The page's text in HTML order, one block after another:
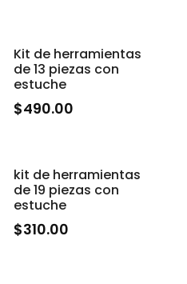
Kit de herramientas
de 13 piezas con
estuche
$490.00
kit de herramientas
de 19 piezas con
estuche
$310.00